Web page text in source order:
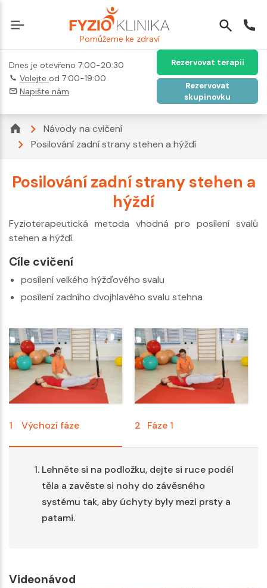
Pomůžeme ke zdraví
Dnes je otevřeno 7:00-20:30
Volejte od 7:00-19:00
Napište nám
Rezervovat terapii
Rezervovat
skupinovku
Návody na cvičení
Posilování zadní strany stehen a hýždí
Posilování zadní strany stehen a
hýždí
Fyzioterapeutická metoda vhodná pro posílení svalů
stehen a hýždí.
Cíle cvičení
posílení velkého hýžďového svalu
posílení zadního dvojhlavého svalu stehna
1 Výchozí fáze 2 Fáze 1
Lehněte si na podložku, dejte si ruce podél
těla a zavěste si nohy do závěsného
systému tak, aby úchyty byly mezi prsty a
patami.
Videonávod